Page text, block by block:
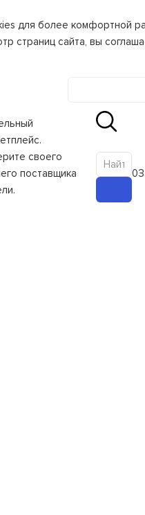
для более комфортной
страниц сайта, вы
своего
поставщика
0